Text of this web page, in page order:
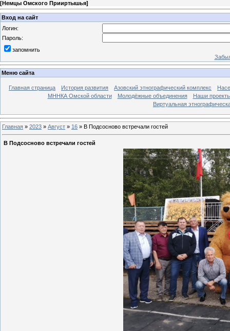
[Немцы Омского Прииртышья]
Вход на сайт
Логин:
Пароль:
запомнить
Меню сайта
Главная страница История развития Азовский этнографический комплекс
МННКА Омской области
Молодёжные объединения
Наши
Виртуальная
Главная » 2023 » Август » 16 » В Подсосново встречали гостей
В Подсосново встречали гостей